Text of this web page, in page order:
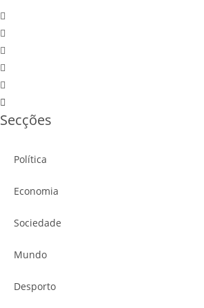
Secções
Política
Economia
Sociedade
Mundo
Desporto